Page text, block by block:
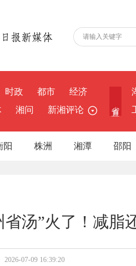
时政 都市
经济
湘问 新湘评论
阳 株洲 湘潭 邵阳
省汤”火了！减脂
07-09 16:39:20